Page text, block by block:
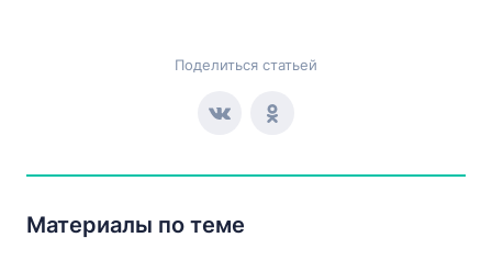
Поделиться статьей
Материалы по теме